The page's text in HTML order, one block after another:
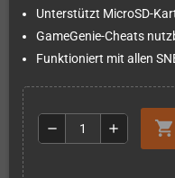
Unterstützt MicroSD-
GameGenie-Cheats
Funktioniert mit allen
remove add shopping_cart